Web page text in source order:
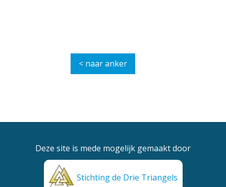
< naar anker
Deze site is mede mogelijk gemaakt door
Stichting de Drie Triangels